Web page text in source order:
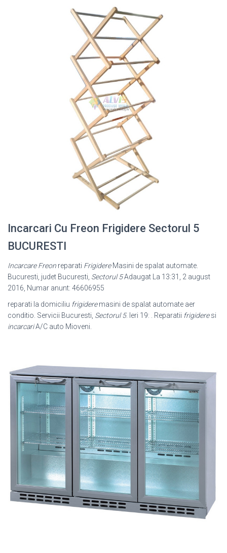
Incarcari Cu Freon Frigidere Sectorul 5
BUCURESTI
Incarcare Freon reparati FrigidereMasini de spalat automate.
Bucuresti, judet Bucuresti, Sectorul 5Adaugat La 13:31, 2 august
2016, Numar anunt: 46606955
reparati la domiciliu frigideremasini de spalat automate aer
conditio. Servicii Bucuresti, Sectorul 5. Ieri 19: . Reparatii frigideresi
incarcariA/C auto Mioveni.